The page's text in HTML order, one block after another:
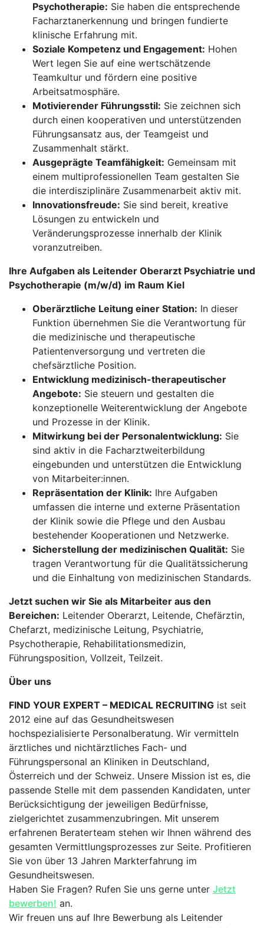
Psychotherapie: Sie haben die entsprechende
Facharztanerkennung und bringen fundierte
klinische Erfahrung mit.
Soziale Kompetenz und Engagement: Hohen
Wert legen Sie auf eine wertschätzende
Teamkultur und fördern eine positive
Arbeitsatmosphäre.
Motivierender Führungsstil: Sie zeichnen sich
durch einen kooperativen und unterstützenden
Führungsansatz aus, der Teamgeist und
Zusammenhalt stärkt.
Ausgeprägte Teamfähigkeit: Gemeinsam mit
einem multiprofessionellen Team gestalten Sie
die interdisziplinäre Zusammenarbeit aktiv mit.
Innovationsfreude: Sie sind bereit, kreative
Lösungen zu entwickeln und
Veränderungsprozesse innerhalb der Klinik
voranzutreiben.
Ihre Aufgaben als Leitender Oberarzt Psychiatrie und
Psychotherapie (m/w/d) im Raum Kiel
Oberärztliche Leitung einer Station: In dieser
Funktion übernehmen Sie die Verantwortung für
die medizinische und therapeutische
Patientenversorgung und vertreten die
chefsärztliche Position.
Entwicklung medizinisch-therapeutischer
Angebote: Sie steuern und gestalten die
konzeptionelle Weiterentwicklung der Angebote
und Prozesse in der Klinik.
Mitwirkung bei der Personalentwicklung: Sie
sind aktiv in die Facharztweiterbildung
eingebunden und unterstützen die Entwicklung
von Mitarbeiter:innen.
Repräsentation der Klinik: Ihre Aufgaben
umfassen die interne und externe Präsentation
der Klinik sowie die Pflege und den Ausbau
bestehender Kooperationen und Netzwerke.
Sicherstellung der medizinischen Qualität: Sie
tragen Verantwortung für die Qualitätssicherung
und die Einhaltung von medizinischen Standards.
Jetzt suchen wir Sie als Mitarbeiter aus den
Bereichen: Leitender Oberarzt, Leitende, Chefärztin,
Chefarzt, medizinische Leitung, Psychiatrie,
Psychotherapie, Rehabilitationsmedizin,
Führungsposition, Vollzeit, Teilzeit.
Über uns
FIND YOUR EXPERT – MEDICAL RECRUITING ist seit
2012 eine auf das Gesundheitswesen
hochspezialisierte Personalberatung. Wir vermitteln
ärztliches und nichtärztliches Fach- und
Führungspersonal an Kliniken in Deutschland,
Österreich und der Schweiz. Unsere Mission ist es, die
passende Stelle mit dem passenden Kandidaten, unter
Berücksichtigung der jeweiligen Bedürfnisse,
zielgerichtet zusammenzubringen. Mit unserem
erfahrenen Beraterteam stehen wir Ihnen während des
gesamten Vermittlungsprozesses zur Seite. Profitieren
Sie von über 13 Jahren Markterfahrung im
Gesundheitswesen.
Haben Sie Fragen? Rufen Sie uns gerne unter Jetzt
bewerben! an.
Wir freuen uns auf Ihre Bewerbung als Leitender